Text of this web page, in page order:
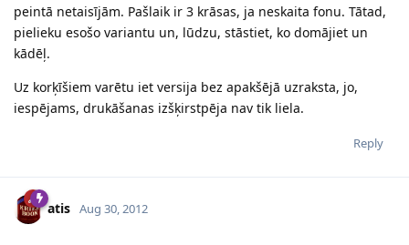
peintā netaisījām. Pašlaik ir 3 krāsas, ja neskaita fonu. Tātad,
pielieku esošo variantu un, lūdzu, stāstiet, ko domājiet un
kādēļ.
Uz korķīšiem varētu iet versija bez apakšējā uzraksta, jo,
iespējams, drukāšanas izšķirstpēja nav tik liela.
Reply
atis Aug 30, 2012